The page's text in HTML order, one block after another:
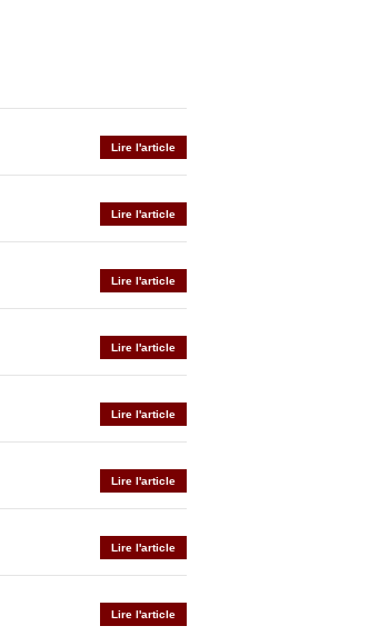
Lire l'article
Lire l'article
Lire l'article
Lire l'article
Lire l'article
Lire l'article
Lire l'article
Lire l'article